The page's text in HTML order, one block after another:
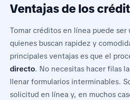
Ventajas de los
Tomar créditos en línea puede ser
quienes buscan rapidez y
principales ventajas es que el
directo. No necesitas hacer filas
llenar formularios interminables.
solicitud en línea y, en muchos